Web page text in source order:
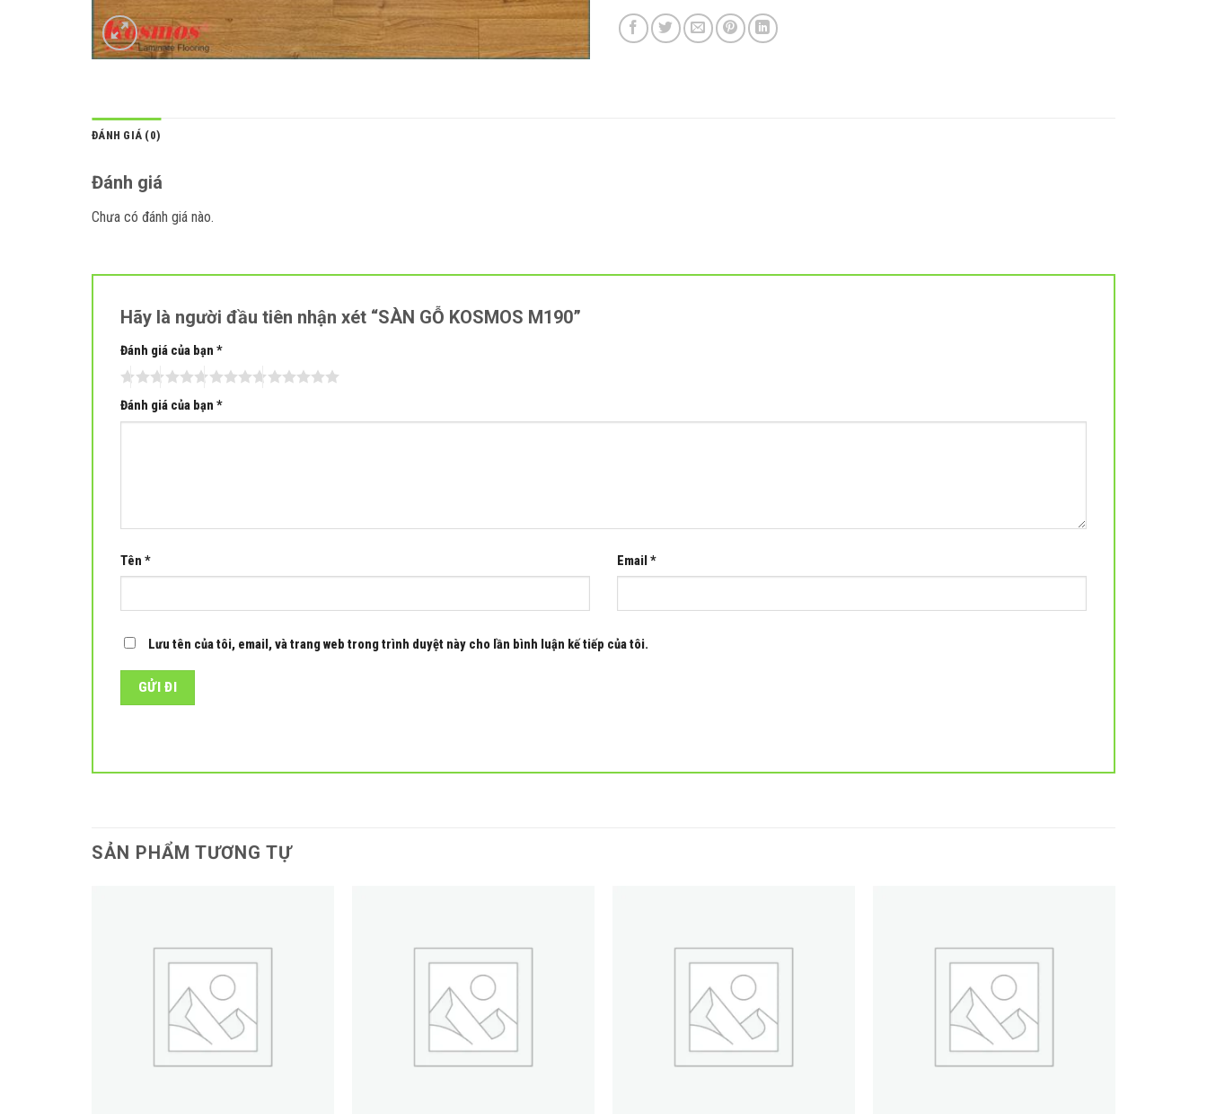
ĐÁNH GIÁ (0)
Đánh giá
Chưa có đánh giá nào.
Hãy là người đầu tiên nhận xét “SÀN GỖ KOSMOS M190”
Đánh giá của bạn *
Đánh giá của bạn *
Tên * Email *
Lưu tên của tôi, email, và trang web trong trình duyệt này cho lần bình luận kế tiếp của tôi.
SẢN PHẨM TƯƠNG TỰ